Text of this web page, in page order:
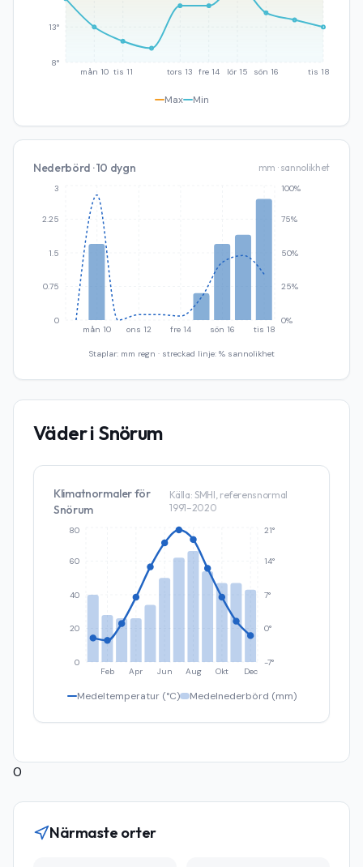
mån 10 tis 11 tors 13 fre 14 lör 15 sön 16 tis 18
8°
13°
Max Min
Nederbörd · 10 dygn mm · sannolikhet
mån 10 ons 12 fre 14 sön 16 tis 18
0
0.75
1.5
2.25
3
0%
25%
50%
75%
100%
Staplar: mm regn · streckad linje: % sannolikhet
Väder i Snörum
Klimatnormaler för
Snörum
Källa: SMHI, referensnormal
1991–2020
Feb Apr Jun Aug Okt Dec
0
20
40
60
80
-7°
0°
7°
14°
21°
Medeltemperatur (°C) Medelnederbörd (mm)
0
Närmaste orter